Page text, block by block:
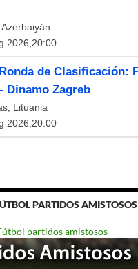
PARTIDOS AMISTOSOS
partidos amistosos